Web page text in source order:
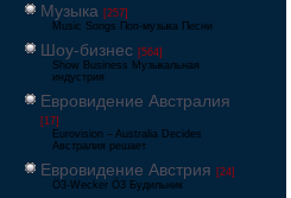
Музыка [257]
Music Songs Поп-музыка Песни
Шоу-бизнес [564]
Show Business Музыкальная
индустрия
Евровидение Австралия
[17]
Eurovision – Australia Decides
Австралия решает
Евровидение Австрия [24]
Ö3-Wecker Ö3 Будильник